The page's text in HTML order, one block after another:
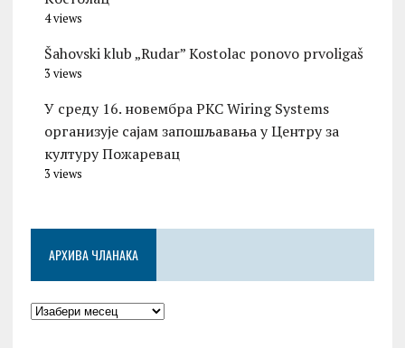
4 views
Šahovski klub „Rudar” Kostolac ponovo prvoligaš
3 views
У среду 16. новембра PKC Wiring Systems
организује сајам запошљавања у Центру за
културу Пожаревац
3 views
АРХИВА ЧЛАНАКА